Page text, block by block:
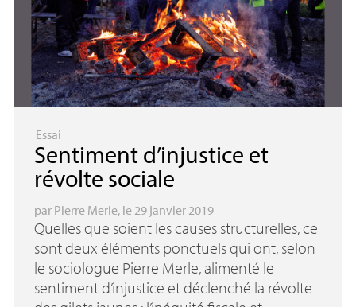
Essai
Sentiment d’injustice et
révolte sociale
par Pierre Merle, le 29 janvier 2019
Quelles que soient les causes structurelles, ce
sont deux éléments ponctuels qui ont, selon
le sociologue Pierre Merle, alimenté le
sentiment d’injustice et déclenché la révolte